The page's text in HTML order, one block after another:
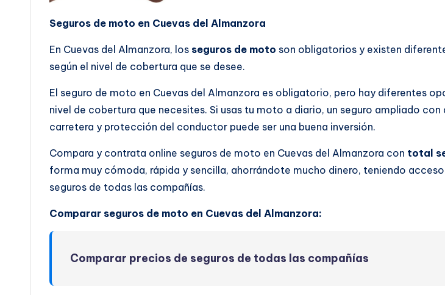
Seguros de moto en Cuevas del Almanzora
En Cuevas del Almanzora, los seguros de moto son obligatorios y existen
según el nivel de cobertura que se desee.
El seguro de moto en Cuevas del Almanzora es obligatorio, pero hay diferentes
nivel de cobertura que necesites. Si usas tu moto a diario, un seguro ampliado con
carretera y protección del conductor puede ser una buena inversión.
Compara y contrata online seguros de moto en Cuevas del Almanzora con total
forma muy cómoda, rápida y sencilla, ahorrándote mucho dinero, teniendo
seguros de todas las compañías.
Comparar seguros de moto en Cuevas del Almanzora:
Comparar precios de seguros de todas las compañías